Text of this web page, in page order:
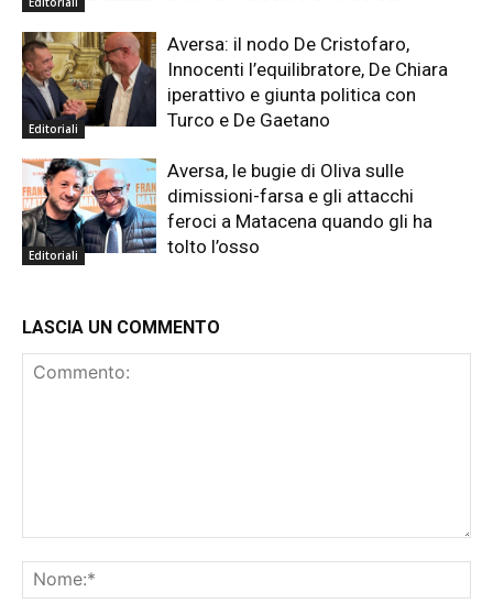
Editoriali
Aversa: il nodo De Cristofaro,
Innocenti l’equilibratore, De Chiara
iperattivo e giunta politica con
Turco e De Gaetano
Editoriali
Aversa, le bugie di Oliva sulle
dimissioni-farsa e gli attacchi
feroci a Matacena quando gli ha
tolto l’osso
LASCIA UN COMMENTO